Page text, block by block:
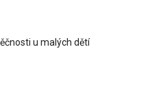
u malých dětí